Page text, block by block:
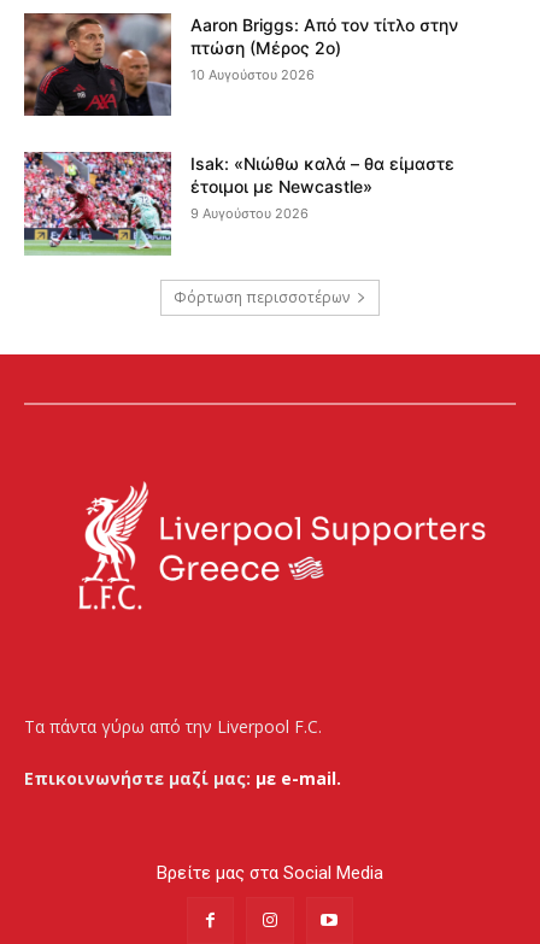
Aaron Briggs: Από τον τίτλο στην
πτώση (Μέρος 2ο)
10 Αυγούστου 2026
Isak: «Νιώθω καλά – θα είμαστε
έτοιμοι με Newcastle»
9 Αυγούστου 2026
Φόρτωση περισσοτέρων
Τα πάντα γύρω από την Liverpool F.C.
Επικοινωνήστε μαζί μας: με e-mail.
Βρείτε μας στα Social Media